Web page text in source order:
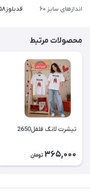
اندازهای سایز ۶۰ قدبلوز۵۸،پهنا از یک طرف۴۲،قدآستین از سرشونه ۵۴
محصولات مرتبط
تیشرت لانگ فلفل2650
365,000 تومان